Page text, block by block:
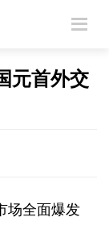
元首外交
场全面爆发